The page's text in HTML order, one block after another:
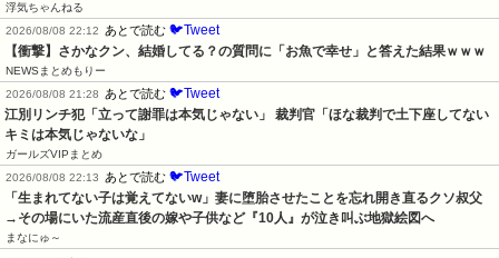
浮気ちゃんねる
2026/08/08 22:12
あとで読む 🐦Tweet
【衝撃】さかなクン、結婚してる？の質問に「お魚で幸せ」と答えた結果ｗｗｗ
NEWSまとめもりー
2026/08/08 21:28
あとで読む 🐦Tweet
江別リンチ犯「立って謝罪は本気じゃない」 裁判官「ほな裁判で土下座してない
キミは本気じゃないな」
ガールズVIPまとめ
2026/08/08 22:13
あとで読む 🐦Tweet
「生まれてない子は覚えてないw」妻に堕胎させたことを忘れ開き直るクソ叔父
→その場にいた流産直後の嫁や子供など『10人』が泣き叫ぶ地獄絵図へ
まなにゅ～